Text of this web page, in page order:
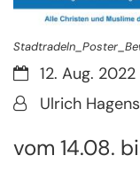
Datum:12. Aug. 2022
Von:Ulrich Hagens
vom 14.08.